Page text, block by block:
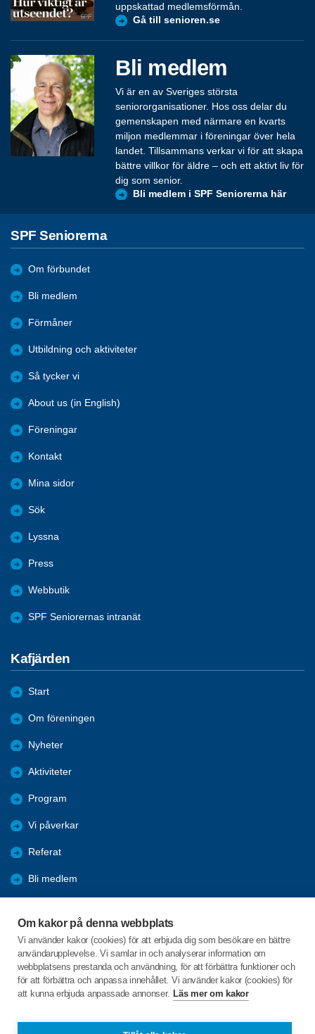
Om kakor på denna webbplats
Vi använder kakor (cookies) för att erbjuda dig som besökare en bättre
användarupplevelse. Vi samlar in och analyserar information om
webbplatsens prestanda och användning, för att förbättra funktioner och
för att förbättra och anpassa innehållet. Vi använder kakor (cookies) för
att kunna erbjuda anpassade annonser. Läs mer om kakor
uppskattad medlemsförmån.
Gå till senioren.se
Bli medlem
Vi är en av Sveriges största
seniororganisationer. Hos oss delar du
gemenskapen med närmare en kvarts
miljon medlemmar i föreningar över hela
landet. Tillsammans verkar vi för att skapa
bättre villkor för äldre – och ett aktivt liv för
dig som senior.
Bli medlem i SPF Seniorerna här
SPF Seniorerna
Om förbundet
Bli medlem
Förmåner
Utbildning och aktiviteter
Så tycker vi
About us (in English)
Föreningar
Kontakt
Mina sidor
Sök
Lyssna
Press
Webbutik
SPF Seniorernas intranät
Kafjärden
Start
Om föreningen
Nyheter
Aktiviteter
Program
Vi påverkar
Referat
Bli medlem
SPF-appen
Favoriter
C/o:Rosmarie Lindberg